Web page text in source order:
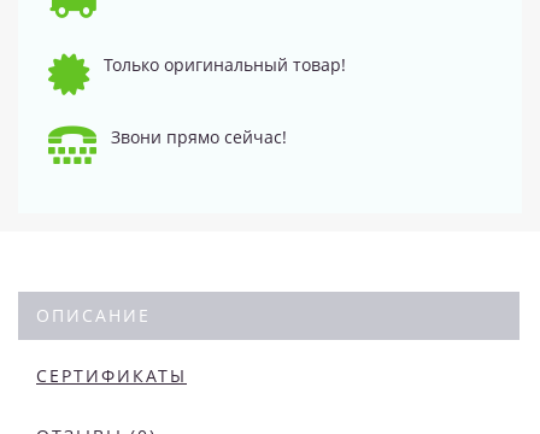
Только оригинальный товар!
Звони прямо сейчас!
ОПИСАНИЕ
СЕРТИФИКАТЫ